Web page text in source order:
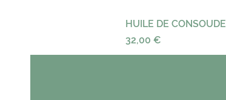
HUILE DE CONSOUDE
Precio
32,00 €